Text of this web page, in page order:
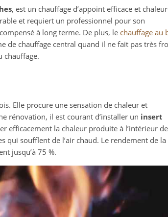
, est un chauffage d’appoint efficace et
et requiert un professionnel pour son
à long terme. De plus, le chauffage au
de chauffage central quand il ne fait pas très
chauffage.
Elle procure une sensation de chaleur et
rénovation, il est courant d’installer un insert
efficacement la chaleur produite à l’intérieur
qui soufflent de l’air chaud. Le rendement de la
jusqu’à 75 %.